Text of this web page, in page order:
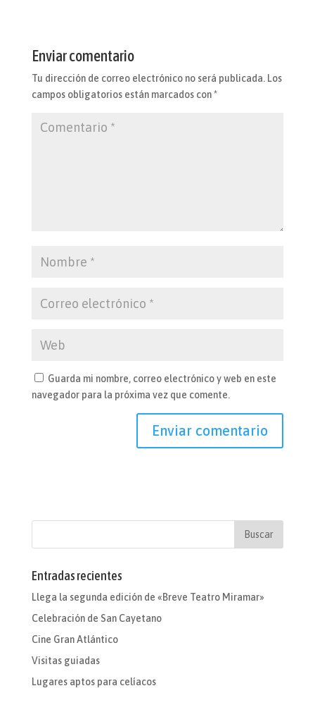
Enviar comentario
Tu dirección de correo electrónico no será publicada. Los
campos obligatorios están marcados con*
Guarda mi nombre, correo electrónico y web en este
navegador para la próxima vez que comente.
Entradas recientes
Llega la segunda edición de «Breve Teatro Miramar»
Celebración de San Cayetano
Cine Gran Atlántico
Visitas guiadas
Lugares aptos para celíacos